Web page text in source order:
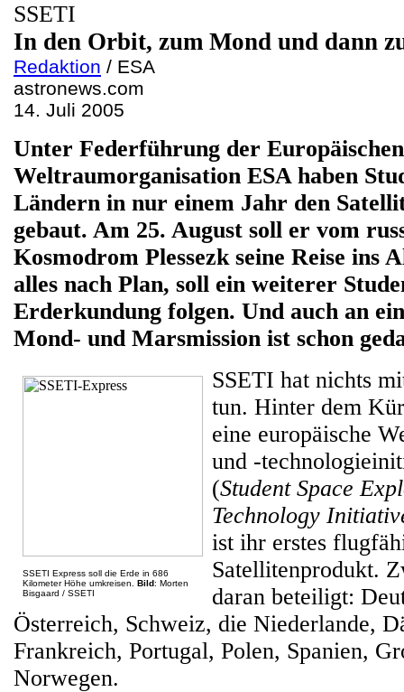
SSETI
In den Orbit, zum Mond und dann
Redaktion / ESA
astronews.com
14. Juli 2005
Unter Federführung der Europäischen
Weltraumorganisation ESA haben
Ländern in nur einem Jahr den
gebaut. Am 25. August soll er vom
Kosmodrom Plessezk seine Reise ins
alles nach Plan, soll ein weiterer
Erderkundung folgen. Und auch an
Mond- und Marsmission ist schon
SSETI Express soll die Erde in 686
Kilometer Höhe umkreisen. Bild: Morten
Bisgaard / SSETI
SSETI hat nichts
tun. Hinter dem
eine europäische
und -
(Student Space
Technology
ist ihr erstes
Satellitenprodukt.
daran beteiligt:
Österreich, Schweiz, die Niederlande,
Frankreich, Portugal, Polen, Spanien,
Norwegen.